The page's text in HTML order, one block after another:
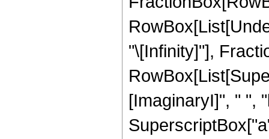
"\[Infinity]"],
[ImaginaryI]", " ",